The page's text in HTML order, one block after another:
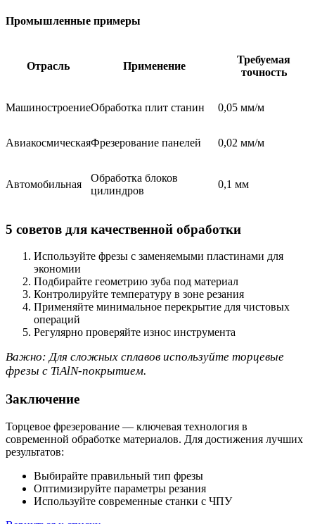
Промышленные примеры
Отрасль Применение
Требуемая
точность
МашиностроениеОбработка плит станин 0,05 мм/м
АвиакосмическаяФрезерование панелей 0,02 мм/м
Автомобильная
Обработка блоков
цилиндров
0,1 мм
5 советов для качественной обработки
Используйте фрезы с заменяемыми пластинами для
экономии
Подбирайте геометрию зуба под материал
Контролируйте температуру в зоне резания
Применяйте минимальное перекрытие для чистовых
операций
Регулярно проверяйте износ инструмента
Важно: Для сложных сплавов используйте торцевые
фрезы с TiAlN-покрытием.
Заключение
Торцевое фрезерование — ключевая технология в
современной обработке материалов. Для достижения лучших
результатов:
Выбирайте правильный тип фрезы
Оптимизируйте параметры резания
Используйте современные станки с ЧПУ